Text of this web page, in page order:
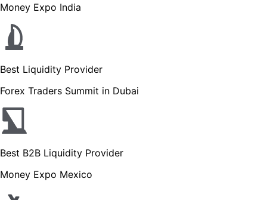
Money Expo India
Best Liquidity Provider
Forex Traders Summit in Dubai
Best B2B Liquidity Provider
Money Expo Mexico